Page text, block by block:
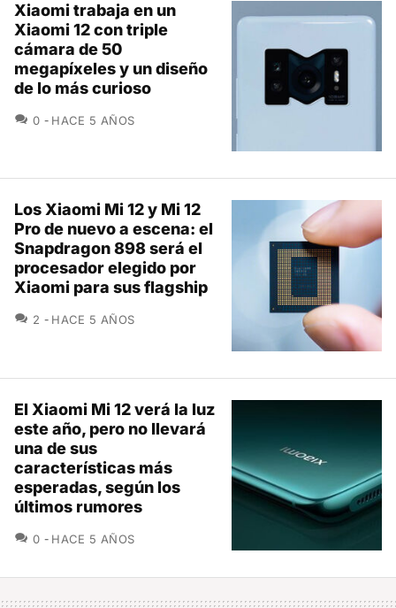
Xiaomi trabaja en un
Xiaomi 12 con triple
cámara de 50
megapíxeles y un diseño
de lo más curioso
0 COMENTARIOS
HACE 5 AÑOS
Los Xiaomi Mi 12 y Mi 12
Pro de nuevo a escena: el
Snapdragon 898 será el
procesador elegido por
Xiaomi para sus flagship
2 COMENTARIOS
HACE 5 AÑOS
El Xiaomi Mi 12 verá la luz
este año, pero no llevará
una de sus
características más
esperadas, según los
últimos rumores
0 COMENTARIOS
HACE 5 AÑOS